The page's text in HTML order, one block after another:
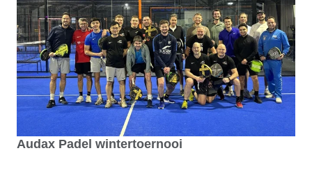
Audax Padel wintertoernooi